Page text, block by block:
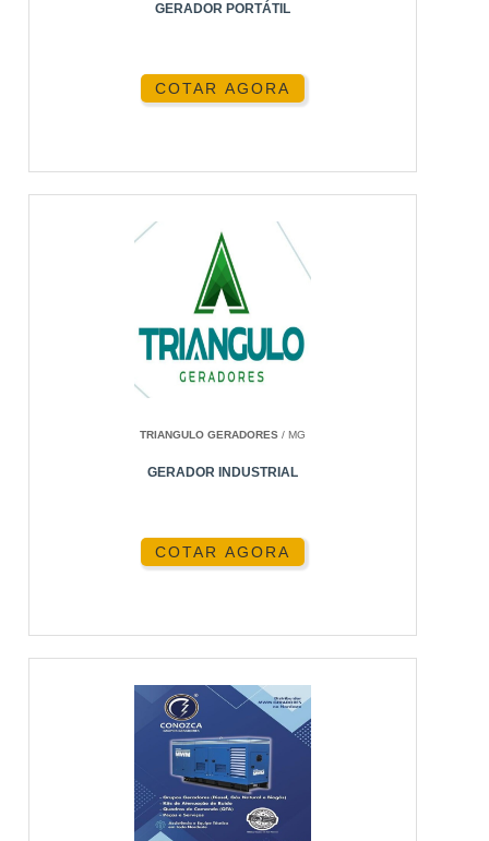
GERADOR PORTÁTIL
COTAR AGORA
TRIANGULO GERADORES / MG
GERADOR INDUSTRIAL
COTAR AGORA